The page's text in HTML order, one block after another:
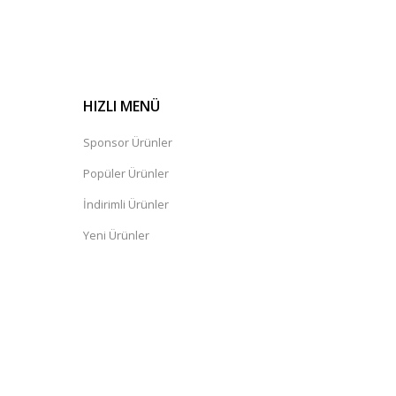
HIZLI MENÜ
Sponsor Ürünler
Popüler Ürünler
İndirimli Ürünler
Yeni Ürünler